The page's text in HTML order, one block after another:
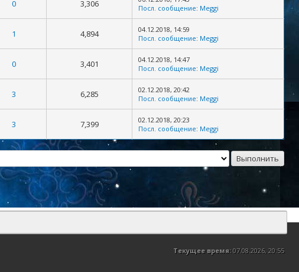
0 3,306
Посл. сообщение: Meggi
1 4,894
04.12.2018, 14:59
Посл. сообщение: Meggi
0 3,401
04.12.2018, 14:47
Посл. сообщение: Meggi
3 6,285
02.12.2018, 20:42
Посл. сообщение: Meggi
3 7,399
02.12.2018, 20:23
Посл. сообщение: Meggi
Текущее время:07.08.2026, 20:55